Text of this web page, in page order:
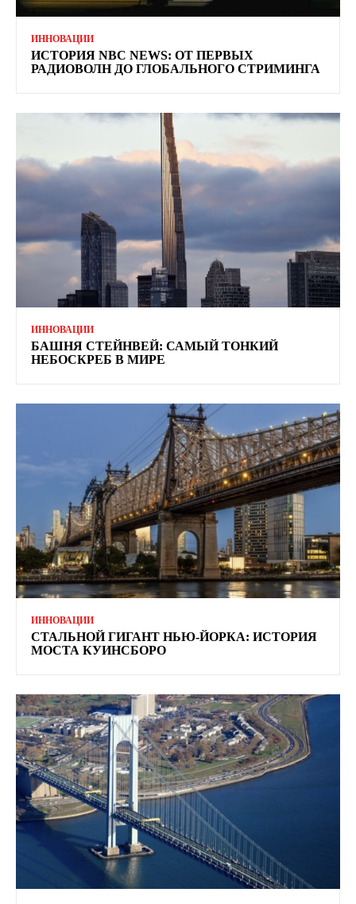
ИННОВАЦИИ
ИСТОРИЯ NBC NEWS: ОТ ПЕРВЫХ
РАДИОВОЛН ДО ГЛОБАЛЬНОГО СТРИМИНГА
ИННОВАЦИИ
БАШНЯ СТЕЙНВЕЙ: САМЫЙ ТОНКИЙ
НЕБОСКРЕБ В МИРЕ
ИННОВАЦИИ
СТАЛЬНОЙ ГИГАНТ НЬЮ-ЙОРКА: ИСТОРИЯ
МОСТА КУИНСБОРО